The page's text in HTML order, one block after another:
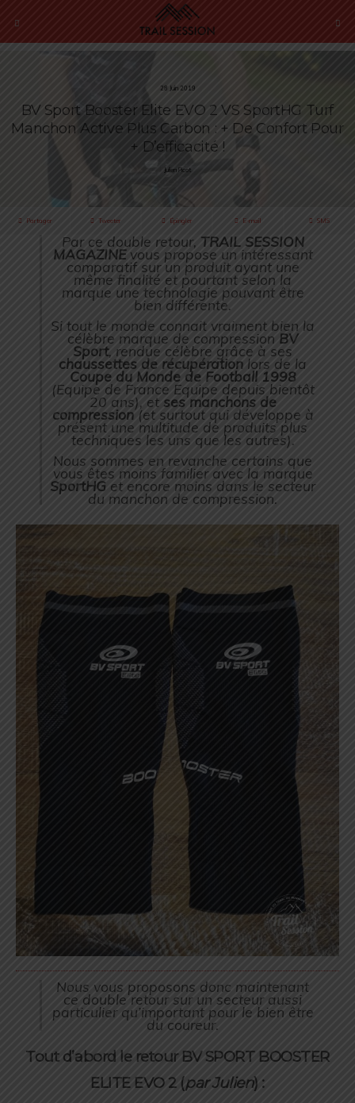
28 Juin 2019
BV Sport Booster Elite EVO 2 VS SportHG Turf
Manchon Active Plus Carbon : + De Confort Pour
+ D’efficacité !
Julien Picot
Partager Tweeter Épingler E-mail SMS
Par ce double retour, TRAIL SESSION
MAGAZINE vous propose un intéressant
comparatif sur un produit ayant une
même finalité et pourtant selon la
marque une technologie pouvant être
bien différente.
Si tout le monde connait vraiment bien la
célèbre marque de compression BV
Sport, rendue célèbre grâce à ses
chaussettes de récupération lors de la
Coupe du Monde de Football 1998
(Equipe de France Equipe depuis bientôt
20 ans), et ses manchons de
compression(et surtout qui développe à
présent une multitude de produits plus
techniques les uns que les autres).
Nous sommes en revanche certains que
vous êtes moins familier avec la marque
SportHG et encore moins dans le secteur
du manchon de compression.
Nous vous proposons donc maintenant
ce double retour sur un secteur aussi
particulier qu’important pour le bien être
du coureur.
Tout d’abord le retour BV SPORT BOOSTER
ELITE EVO 2 (par Julien) :